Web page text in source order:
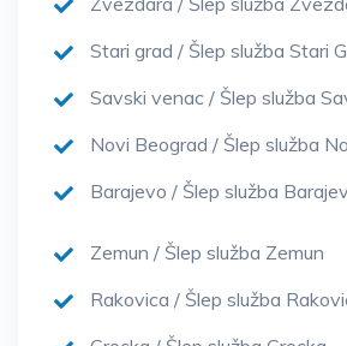
Stari grad / Šlep služba Stari
Savski venac / Šlep služba
Novi Beograd / Šlep služba
Barajevo / Šlep služba
Zemun / Šlep služba Zemun
Rakovica / Šlep služba